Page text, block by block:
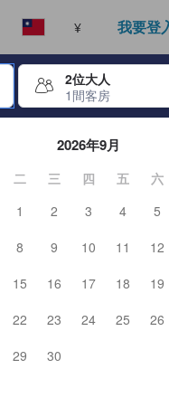
¥ 我要登
2位大人
1間客房
和退房日期。使用Enter
2026年9月
二 三 四 五 六
1
2 3 4 5
8 9 10 11 12
15 16 17 18 19
22 23 24 25 26
29 30